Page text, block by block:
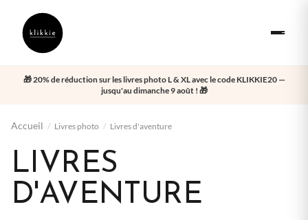
🎁 20% de réduction sur les livres photo L & XL avec le code KLIKKIE20 —
jusqu'au dimanche 9 août ! 🎁
Accueil / Livres photo / Livres d'aventure
LIVRES
D'AVENTURE